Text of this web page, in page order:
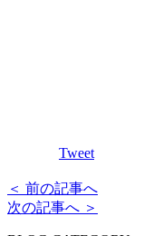
Tweet
＜ 前の記事へ
次の記事へ ＞